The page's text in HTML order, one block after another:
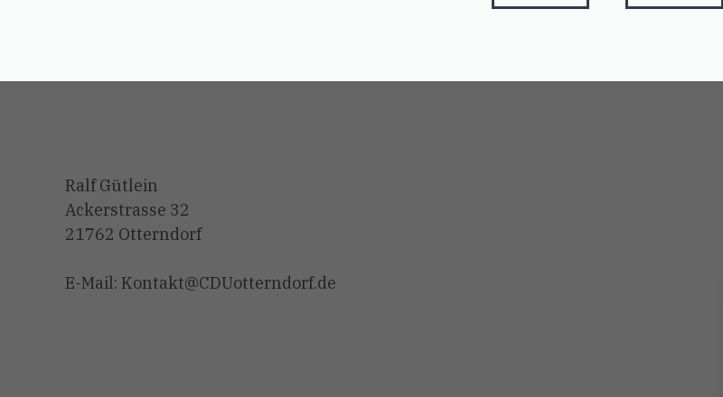
Ralf Gütlein
Ackerstrasse 32
21762 Otterndorf
E-Mail: Kontakt@CDUotterndorf.de